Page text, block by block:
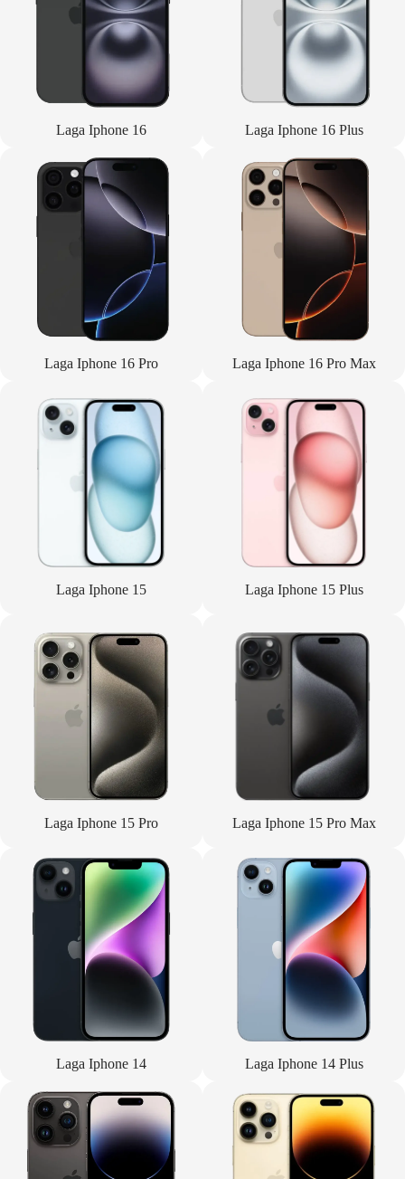
Laga Iphone 16 Laga Iphone 16 Plus
Laga Iphone 16 Pro Laga Iphone 16 Pro Max
Laga Iphone 15 Laga Iphone 15 Plus
Laga Iphone 15 Pro Laga Iphone 15 Pro Max
Laga Iphone 14 Laga Iphone 14 Plus